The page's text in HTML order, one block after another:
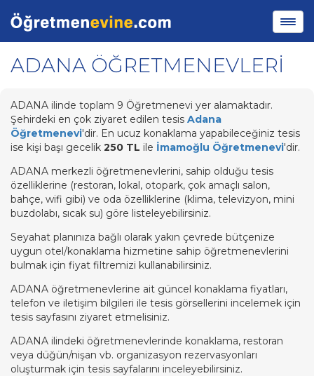
ADANA ÖĞRETMENEVLERİ
ADANA ilinde toplam 9 Öğretmenevi yer alamaktadır.
Şehirdeki en çok ziyaret edilen tesis Adana
Öğretmenevi'dir. En ucuz konaklama yapabileceğiniz tesis
ise kişi başı gecelik 250 TL ile İmamoğlu Öğretmenevi'dir.
ADANA merkezli öğretmenevlerini, sahip olduğu tesis
özelliklerine (restoran, lokal, otopark, çok amaçlı salon,
bahçe, wifi gibi) ve oda özelliklerine (klima, televizyon, mini
buzdolabı, sıcak su) göre listeleyebilirsiniz.
Seyahat planınıza bağlı olarak yakın çevrede bütçenize
uygun otel/konaklama hizmetine sahip öğretmenevlerini
bulmak için fiyat filtremizi kullanabilirsiniz.
ADANA öğretmenevlerine ait güncel konaklama fiyatları,
telefon ve iletişim bilgileri ile tesis görsellerini incelemek için
tesis sayfasını ziyaret etmelisiniz.
ADANA ilindeki öğretmenevlerinde konaklama, restoran
veya düğün/nişan vb. organizasyon rezervasyonları
oluşturmak için tesis sayfalarını inceleyebilirsiniz.